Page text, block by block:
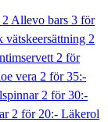
Allevo bars 3 för
2
2 för
vera 2 för 35:-
2 för 30:-
2 för 20:- Läkerol